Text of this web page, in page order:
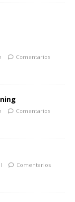
Comentarios
Comentarios
Comentarios